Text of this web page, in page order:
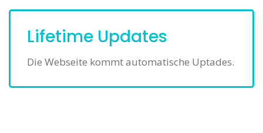
Lifetime Updates
Die Webseite kommt automatische Uptades.